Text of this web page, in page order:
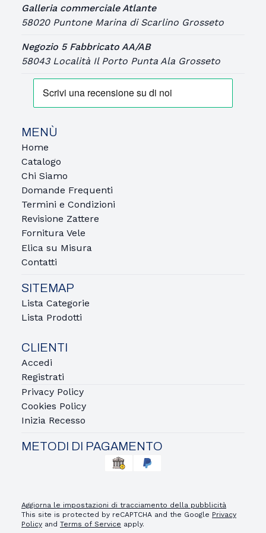
Galleria commerciale Atlante
58020 Puntone Marina di Scarlino Grosseto
Negozio 5 Fabbricato AA/AB
58043 Località Il Porto Punta Ala Grosseto
MENÙ
Home
Catalogo
Chi Siamo
Domande Frequenti
Termini e Condizioni
Revisione Zattere
Fornitura Vele
Elica su Misura
Contatti
SITEMAP
Lista Categorie
Lista Prodotti
CLIENTI
Accedi
Registrati
Privacy Policy
Cookies Policy
Inizia Recesso
METODI DI PAGAMENTO
Aggiorna le impostazioni di tracciamento della pubblicità
This site is protected by reCAPTCHA and the Google Privacy
Policy and Terms of Service apply.